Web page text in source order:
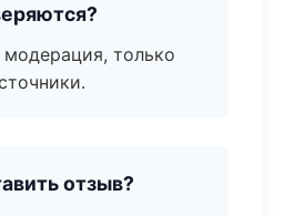
только
отзыв?